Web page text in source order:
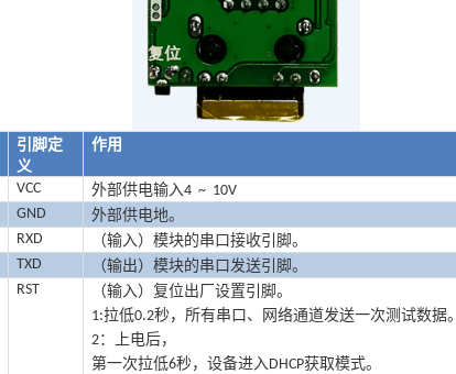
引脚定
义
作用
VCC 外部供电输入4 ~ 10V
GND
外部供电地。
RXD
（输入）模块的串口接收引脚。
TXD
（输出）模块的串口发送引脚。
RST
（输入）复位出厂设置引脚。
1:拉低0.2秒， 所有串口 、网络通道发送一次测试数据。
2：上电后，
第一次拉低6秒， 设备进入DHCP获取模式。